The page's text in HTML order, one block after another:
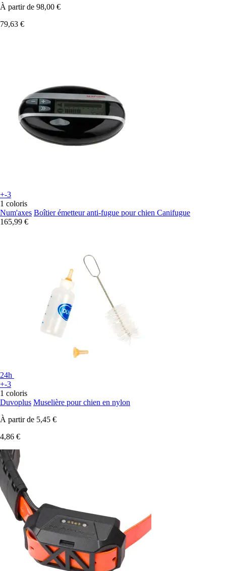
À partir de 98,00 €
79,63 €
+-3
1 coloris
Num'axes Boîtier émetteur anti-fugue pour chien Canifugue
165,99 €
24h
+-3
1 coloris
Duvoplus Muselière pour chien en nylon
À partir de 5,45 €
4,86 €